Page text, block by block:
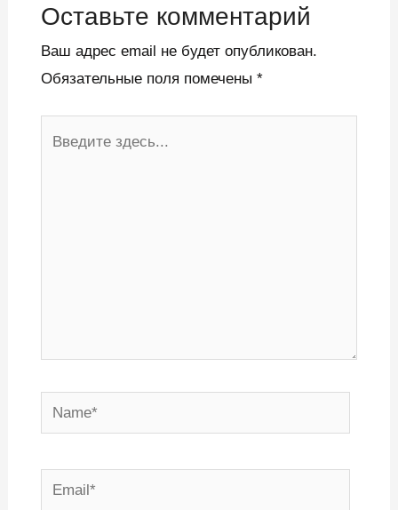
Оставьте комментарий
Ваш адрес email не будет опубликован.
Обязательные поля помечены *
Name*
Email*